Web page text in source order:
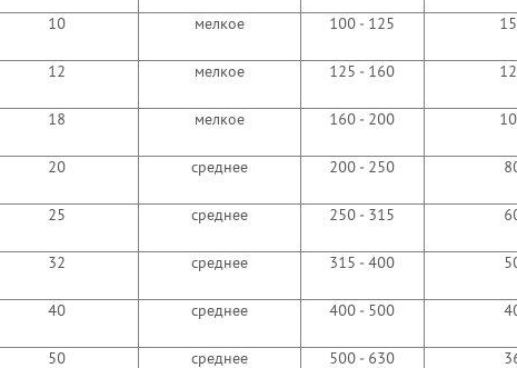
10 мелкое 100 - 125
12 мелкое 125 - 160
18 мелкое 160 - 200
20 среднее 200 - 250
25 среднее 250 - 315
32 среднее 315 - 400
40 среднее 400 - 500
50 среднее 500 - 630